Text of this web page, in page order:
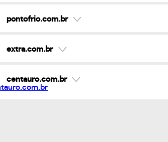
pontofrio.com.br
extra.com.br
centauro.com.br